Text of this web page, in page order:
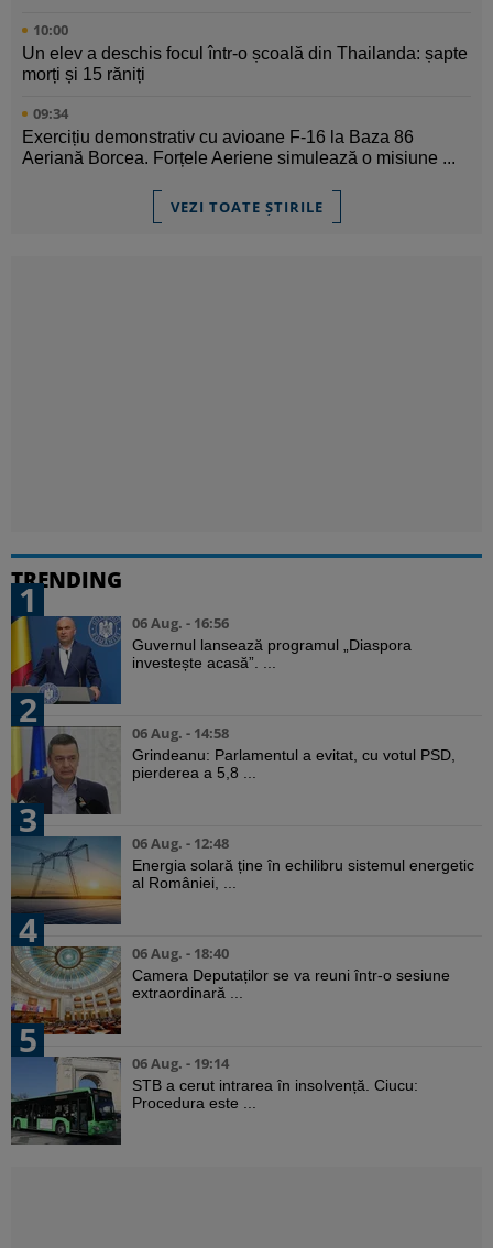
10:00
Un elev a deschis focul într-o școală din Thailanda: șapte
morți și 15 răniți
09:34
Exercițiu demonstrativ cu avioane F-16 la Baza 86
Aeriană Borcea. Forțele Aeriene simulează o misiune ...
VEZI TOATE ȘTIRILE
TRENDING
1
06 Aug. - 16:56
Guvernul lansează programul „Diaspora
investește acasă”. ...
2
06 Aug. - 14:58
Grindeanu: Parlamentul a evitat, cu votul PSD,
pierderea a 5,8 ...
3
06 Aug. - 12:48
Energia solară ține în echilibru sistemul energetic
al României, ...
4
06 Aug. - 18:40
Camera Deputaților se va reuni într-o sesiune
extraordinară ...
5
06 Aug. - 19:14
STB a cerut intrarea în insolvență. Ciucu:
Procedura este ...